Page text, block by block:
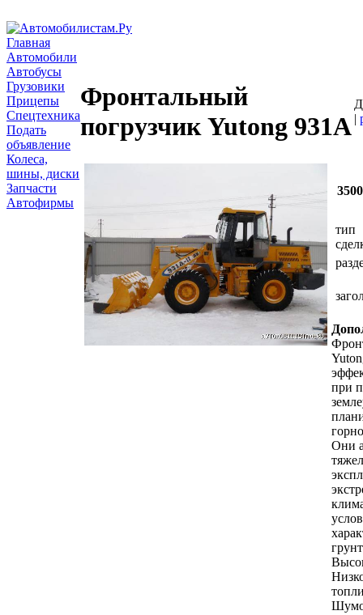
Главная
Автомобили
Автобусы
Грузовики
Прицепы
Спецтехника
Подать
объявление
Колеса,
шины, диски
Запчасти
Автофирмы
Фронтальный
погрузчик Yutong 931A |
тип
при
Они